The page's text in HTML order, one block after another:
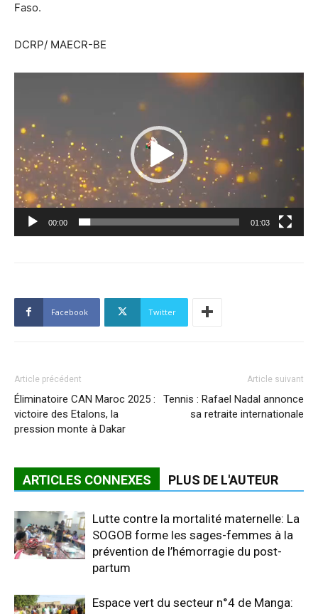
Faso.
DCRP/ MAECR-BE
Lecteur
00:00 01:03
Facebook Twitter
Article précédent
Éliminatoire CAN Maroc 2025 :
victoire des Etalons, la
pression monte à Dakar
Article suivant
Tennis : Rafael Nadal annonce
sa retraite internationale
ARTICLES CONNEXES PLUS DE L'AUTEUR
Lutte contre la mortalité maternelle: La
SOGOB forme les sages-femmes à la
prévention de l’hémorragie du post-
partum
Espace vert du secteur n°4 de Manga: